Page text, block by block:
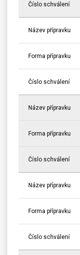
Číslo schválení
Název přípravku
Forma přípravku
Číslo schválení
Název přípravku
Forma přípravku
Číslo schválení
Název přípravku
Forma přípravku
Číslo schválení